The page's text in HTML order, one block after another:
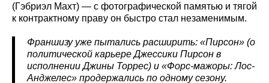
(Гэбриэл Махт) — с фотографической памятью и тягой
к контрактному праву он быстро стал незаменимым.
Франшизу уже пытались расширить: «Пирсон» (о
политической карьере Джессики Пирсон в
исполнении Джины Торрес) и «Форс-мажоры: Лос-
Анджелес» продержались по одному сезону.